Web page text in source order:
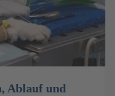
Ablauf und